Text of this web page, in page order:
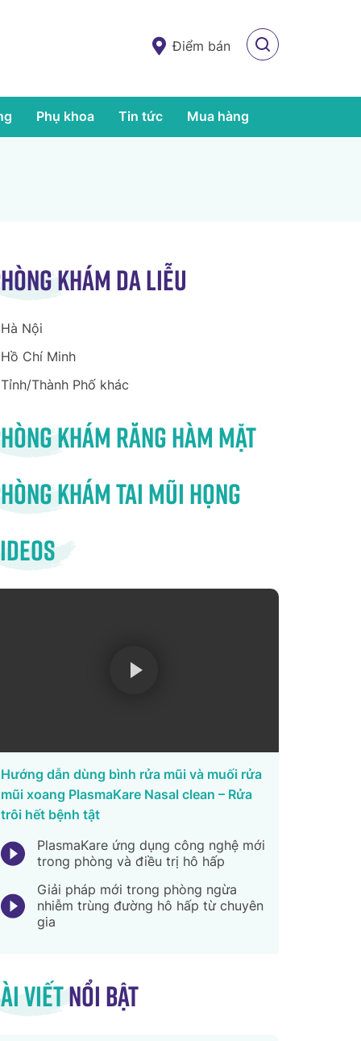
Điểm bán
Phụ khoa Tin tức Mua hàng
khám da liễu
Hà Nội
Hồ Chí Minh
Tỉnh/Thành Phố khác
khám răng hàm mặt
khám tai mũi họng
Hướng dẫn dùng bình rửa mũi và muối rửa
mũi xoang PlasmaKare Nasal clean – Rửa
trôi hết bệnh tật
PlasmaKare ứng dụng công nghệ mới
trong phòng và điều trị hô hấp
Giải pháp mới trong phòng ngừa
nhiễm trùng đường hô hấp từ chuyên
gia
viếtnổi bật